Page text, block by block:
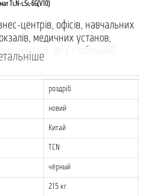
TCN-CSC-6G(V10)
центрів, офісів, навчальних
медичних установ,
локацій, де є стабільний
напої та комбінований
Завдяки системі охолодження
режиму він підходить для
стабільної температури.
взаємодія покупця з
роздріб
новий
Китай
TCN
чёрный
215 кг